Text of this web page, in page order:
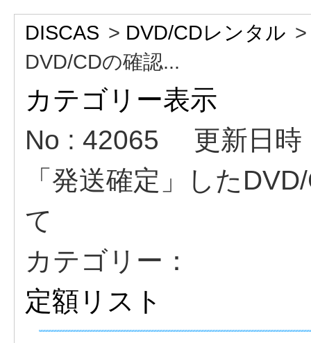
DISCAS > DVD/CDレンタル
DVD/CDの確認...
カテゴリー表示
No : 42065
更新日
「発送確定」した
て
カテゴリー：
定額リスト